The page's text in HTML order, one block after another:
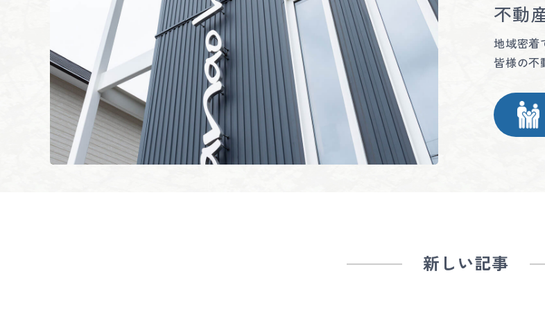
不動
地域密着
皆様の不
新しい記事